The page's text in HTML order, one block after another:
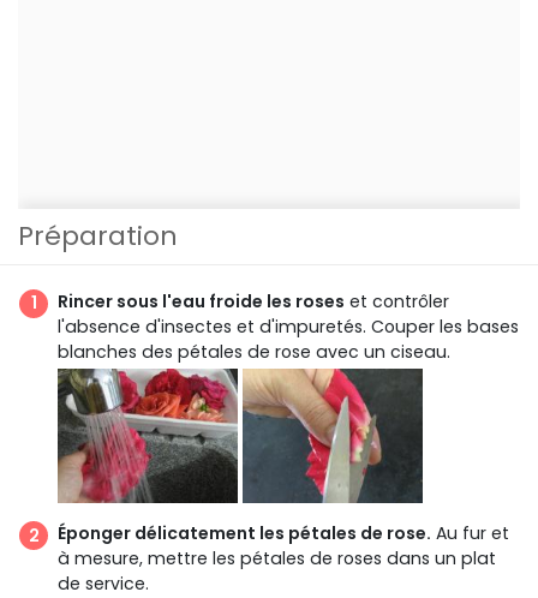
Préparation
Rincer sous l'eau froide les roses et contrôler
l'absence d'insectes et d'impuretés. Couper les bases
blanches des pétales de rose avec un ciseau.
Éponger délicatement les pétales de rose. Au fur et
à mesure, mettre les pétales de roses dans un plat
de service.